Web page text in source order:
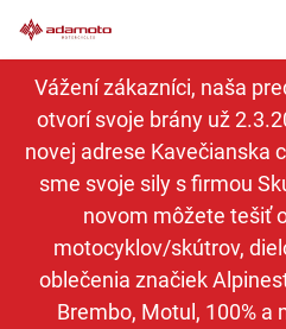
na
obsah
Vážení zákazníci, naša
otvorí svoje brány už
novej adrese Kavečianska
sme svoje sily s firmou
novom môžete tešiť
motocyklov/skútrov,
oblečenia značiek
Brembo, Motul, 100% a